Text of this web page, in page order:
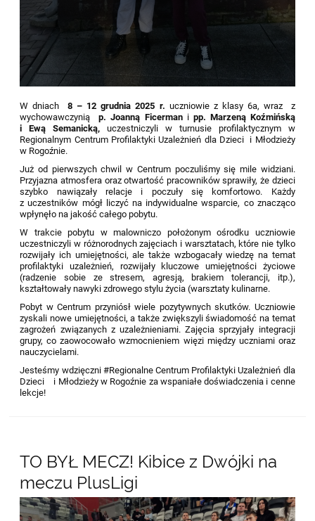
W dniach8 – 12 grudnia 2025 r. uczniowie z klasy 6a, wraz z
wychowawczyniąp. Joanną Ficerman i pp. Marzeną Koźmińską
i Ewą Semanicką,uczestniczyli w turnusie profilaktycznym w
Regionalnym Centrum Profilaktyki Uzależnień dla Dzieci i Młodzieży
w Rogoźnie.
Już od pierwszych chwil w Centrum poczuliśmy się mile widziani.
Przyjazna atmosfera oraz otwartość pracowników sprawiły, że dzieci
szybko nawiązały relacje i poczuły się komfortowo. Każdy
z uczestników mógł liczyć na indywidualne wsparcie, co znacząco
wpłynęło na jakość całego pobytu.
W trakcie pobytu w malowniczo położonym ośrodku uczniowie
uczestniczyli w różnorodnych zajęciach i warsztatach, które nie tylko
rozwijały ich umiejętności, ale także wzbogacały wiedzę na temat
profilaktyki uzależnień, rozwijały kluczowe umiejętności życiowe
(radzenie sobie ze stresem, agresją, brakiem tolerancji, itp.),
kształtowały nawyki zdrowego stylu życia (warsztaty kulinarne.
Pobyt w Centrum przyniósł wiele pozytywnych skutków. Uczniowie
zyskali nowe umiejętności, a także zwiększyli świadomość na temat
zagrożeń związanych z uzależnieniami. Zajęcia sprzyjały integracji
grupy, co zaowocowało wzmocnieniem więzi między uczniami oraz
nauczycielami.
Jesteśmy wdzięczni #Regionalne Centrum Profilaktyki Uzależnień dla
Dzieci i Młodzieży w Rogoźnie za wspaniałe doświadczenia i cenne
lekcje!
TO BYŁ MECZ! Kibice z Dwójki na
meczu PlusLigi